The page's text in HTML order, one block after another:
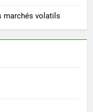
marchés volatils